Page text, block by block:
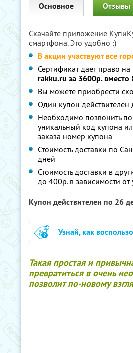
Основное Отзывы
Скачайте приложение
смартфона. Это удобно :)
В акции участвуют все
Сертификат дает право
rakku.ru за 3600р. вместо
Вы можете приобрести
Один купон действителен
Необходимо позвонить
уникальный код купона
заказа номер купона
Стоимость доставки по
дней
Стоимость доставки в
до 400р. в зависимости от
Купон действителен по 26
Узнай, как
Такая простая и
превратиться в очень
позволит по-новому